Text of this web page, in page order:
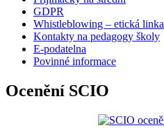
GDPR
Whistleblowing – etická linka
Kontakty na pedagogy školy
E-podatelna
Povinné informace
Ocenění SCIO